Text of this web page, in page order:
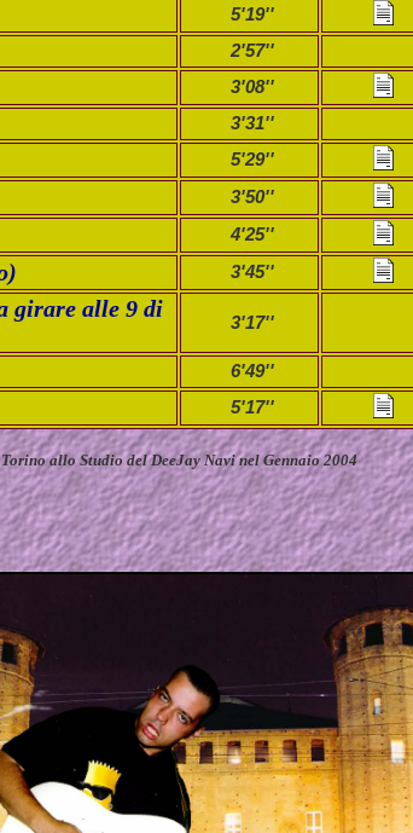
5'19''
2'57''
3'08''
3'31''
5'29''
3'50''
4'25''
3'45''
girare alle 9 di
3'17''
6'49''
5'17''
allo Studio del DeeJay Navi nel Gennaio 2004